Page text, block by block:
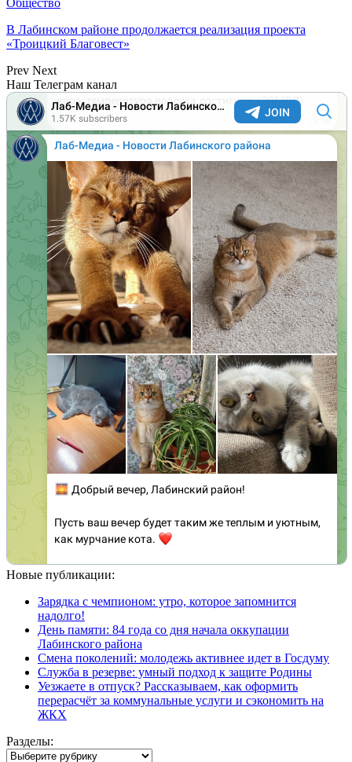
В Лабинском районе продолжается реализация проекта
«Троицкий Благовест»
Prev Next
Наш Телеграм канал
Новые публикации:
Зарядка с чемпионом: утро, которое запомнится
надолго!
День памяти: 84 года со дня начала оккупации
Лабинского района
Смена поколений: молодежь активнее идет в Госдуму
Служба в резерве: умный подход к защите Родины
Уезжаете в отпуск? Рассказываем, как оформить
перерасчёт за коммунальные услуги и сэкономить на
ЖКХ
Разделы:
Разделы: